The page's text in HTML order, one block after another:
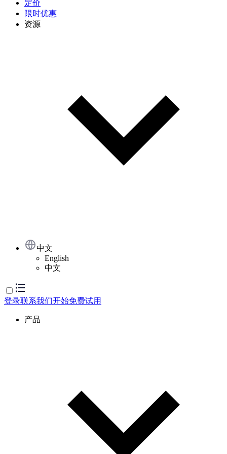
定价
限时优惠
资源
中文
English
中文
登录联系我们开始免费试用
产品